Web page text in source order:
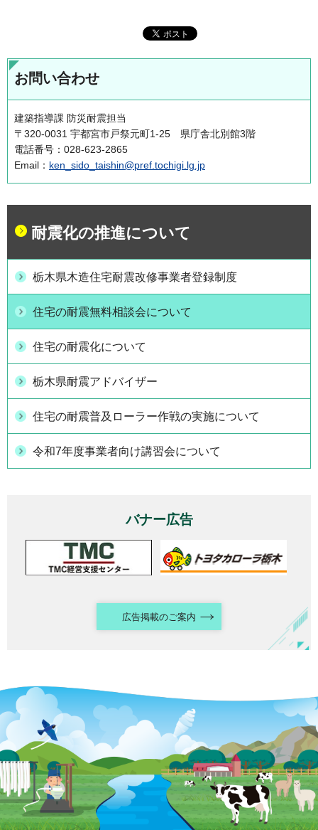
お問い合わせ
建築指導課 防災耐震担当
〒320-0031 宇都宮市戸祭元町1-25 県庁舎北別館3階
電話番号：028-623-2865
Email： ken_sido_taishin@pref.tochigi.lg.jp
耐震化の推進について
栃木県木造住宅耐震改修事業者登録制度
住宅の耐震無料相談会について
住宅の耐震化について
栃木県耐震アドバイザー
住宅の耐震普及ローラー作戦の実施について
令和7年度事業者向け講習会について
バナー広告
広告掲載のご案内